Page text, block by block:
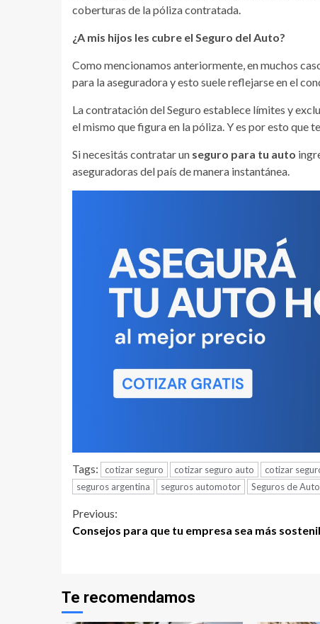
coberturas de la póliza contratada.
¿A mis hijos les cubre el Seguro del Auto?
Como mencionamos anteriormente, en muchos
para la aseguradora y esto suele reflejarse en el
La contratación del Seguro establece límites y
el mismo que figura en la póliza. Y es por esto que
Si necesitás contratar un seguro para tu auto
aseguradoras del país de manera instantánea.
Tags: cotizar seguro cotizar seguro auto cotizar
seguros argentina
seguros automotor Seguros de Auto
Continue
Previous:
Consejos para que tu empresa sea más
Te recomendamos